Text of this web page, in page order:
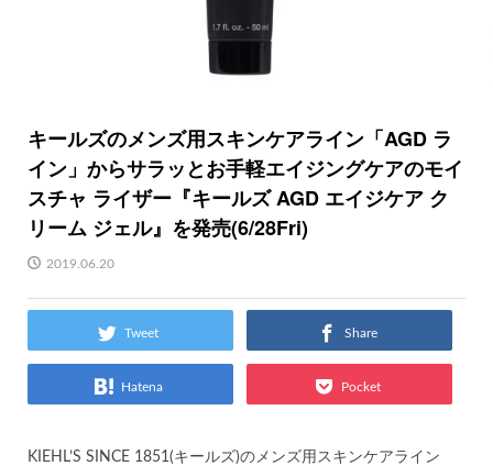
キールズのメンズ用スキンケアライン「AGD ラ
イン」からサラッとお手軽エイジングケアのモイ
スチャ ライザー『キールズ AGD エイジケア ク
リーム ジェル』を発売(6/28Fri)
2019.06.20
Tweet Share
Hatena Pocket
KIEHL’S SINCE 1851(キールズ)のメンズ用スキンケアライン